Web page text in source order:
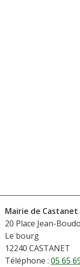
Mairie de Castanet
20 Place Jean-
Le bourg
12240 CASTANET
Téléphone : 05 65